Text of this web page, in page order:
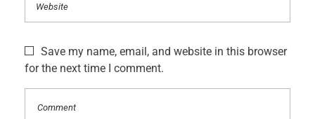
Save my name, email, and website in this browser
for the next time I comment.